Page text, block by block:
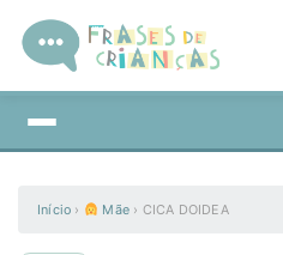
Início › Mãe › CICA DOIDEA